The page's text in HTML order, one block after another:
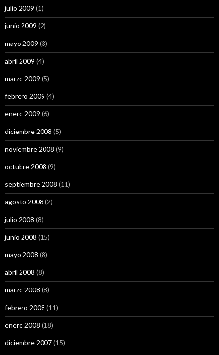
julio 2009 (1)
junio 2009 (2)
mayo 2009 (3)
abril 2009 (4)
marzo 2009 (5)
febrero 2009 (4)
enero 2009 (6)
diciembre 2008 (5)
noviembre 2008 (9)
octubre 2008 (9)
septiembre 2008 (11)
agosto 2008 (2)
julio 2008 (8)
junio 2008 (15)
mayo 2008 (8)
abril 2008 (8)
marzo 2008 (8)
febrero 2008 (11)
enero 2008 (18)
diciembre 2007(15)